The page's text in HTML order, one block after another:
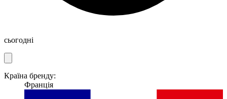
сьогодні
Країна бренду:
Франція